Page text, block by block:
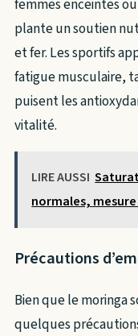
femmes enceintes
plante un soutien
et fer. Les sportifs
fatigue musculaire,
puisent les
vitalité.
LIRE AUSSI
normales,
Précautions
Bien que le moringa
quelques